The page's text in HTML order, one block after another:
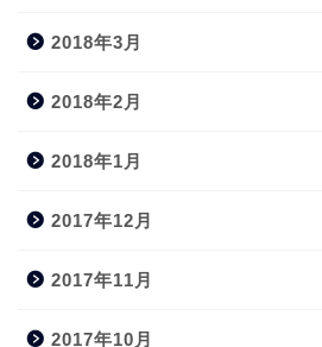
2018年3月
2018年2月
2018年1月
2017年12月
2017年11月
2017年10月